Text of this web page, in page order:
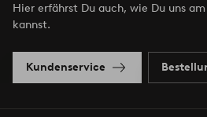
Hier erfährst Du auch, wie Du uns
kannst.
Kundenservice